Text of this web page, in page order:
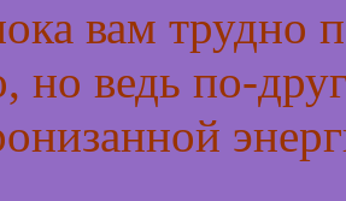
вам трудно
но ведь по-